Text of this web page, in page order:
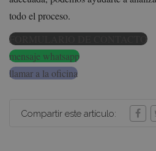
todo el proceso.
FORMULARIO DE CONTACTO
mensaje whatsapp
llamar a la oficina
Compartir este artículo: